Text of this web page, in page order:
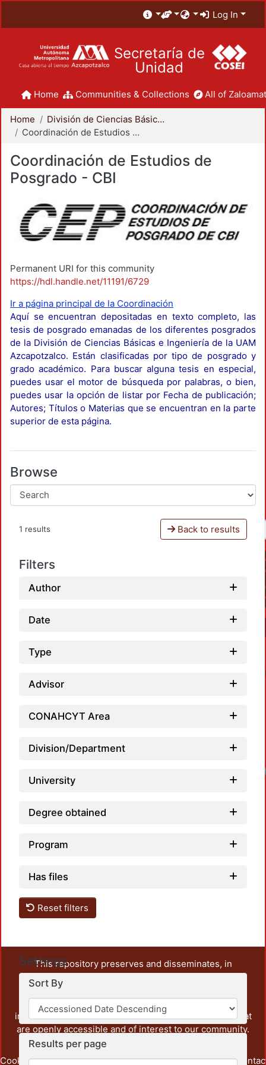
Log In
Secretaría de
Unidad
Home Communities & Collections All of
Home
División de Ciencias Básicas e Ingeniería
Coordinación de Estudios de Posgrado - CBI
Coordinación de Estudios de
Posgrado - CBI
Permanent URI for this community
https://hdl.handle.net/11191/6729
Ir a página principal de la Coordinación
Aquí se encuentran depositadas en texto completo, las
tesis de posgrado emanadas de los diferentes posgrados
de la División de Ciencias Básicas e Ingeniería de la UAM
Azcapotzalco. Están clasificadas por tipo de posgrado y
grado académico. Para buscar alguna tesis en especial,
puedes usar el motor de búsqueda por palabras, o bien,
puedes usar la opción de listar por Fecha de publicación;
Autores; Títulos o Materias que se encuentran en la parte
superior de esta página.
Browse
1 results Back to results
Filters
Author
Date
Type
Advisor
CONAHCYT Area
Division/Department
University
Degree obtained
Program
Has files
Reset filters
Settings
Sort By
Results per page
This repository preserves and disseminates, in
unrestricted open access, the teaching and research
output of UAM Azcapotzalco. It also includes some
administrative and graphic documents from the
institution, as well as content from other institutions that
are openly accessible and of interest to our community.
Cookie Privacy End User Send